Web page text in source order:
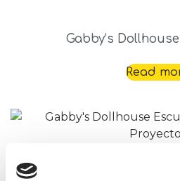
Gabby’s
Read